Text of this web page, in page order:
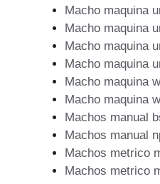
Macho maquina
Macho maquina
Macho maquina
Macho maquina
Macho maquina
Macho maquina
Machos manual
Machos manual
Machos metrico
Machos metrico